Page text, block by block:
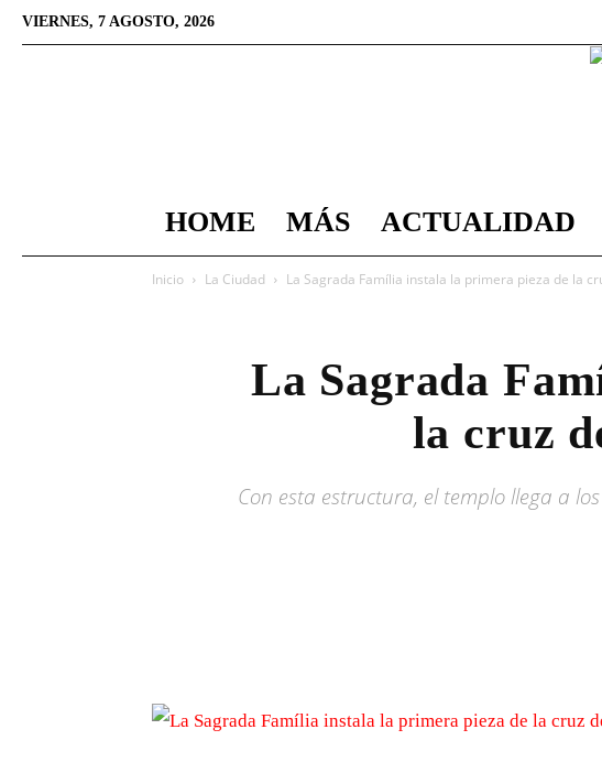
VIERNES, 7 AGOSTO, 2026
HOME MÁS ACTUALIDAD
Inicio La Ciudad La Sagrada Família instala la primera pieza de la
La Sagrada
la cruz
Con esta estructura, el templo llega a